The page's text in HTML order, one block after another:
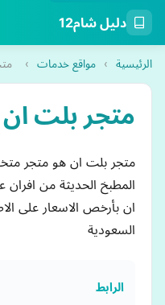
دليل شام12
الرئيسية › مواقع خدمات ›
متجر بلت ان
متجر بلت ان هو متجر
المطبخ الحديثة من افران
ان بأرخص الاسعار على
السعودية
الرابط